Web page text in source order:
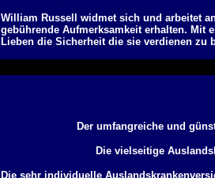
William Russell widmet sich und arbeitet
gebührende Aufmerksamkeit erhalten. Mit
Lieben die Sicherheit die sie verdienen zu
Der umfangreiche und
Die vielseitige
Die sehr individuelle